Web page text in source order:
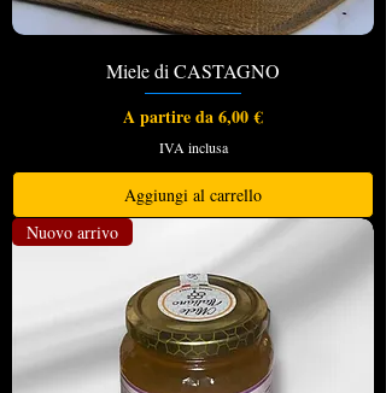
Miele di CASTAGNO
A partire da6,00 €
Prezzo scontato
IVA inclusa
Aggiungi al carrello
Nuovo arrivo